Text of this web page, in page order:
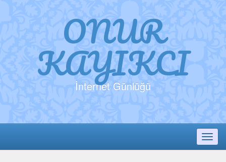
ONUR
KAYIKCI
İnternet Günlüğü